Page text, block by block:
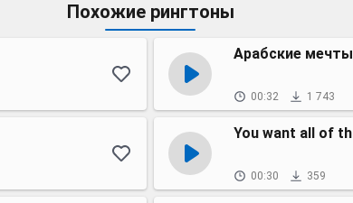
Похожие рингтоны
Арабские мечты
00:32 1 743
You want all of
00:30 359